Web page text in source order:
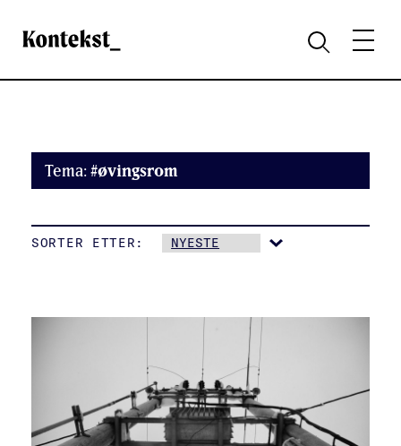
Kontekst
SØKMENY
Tema:#øvingsrom
SORTER ETTER: